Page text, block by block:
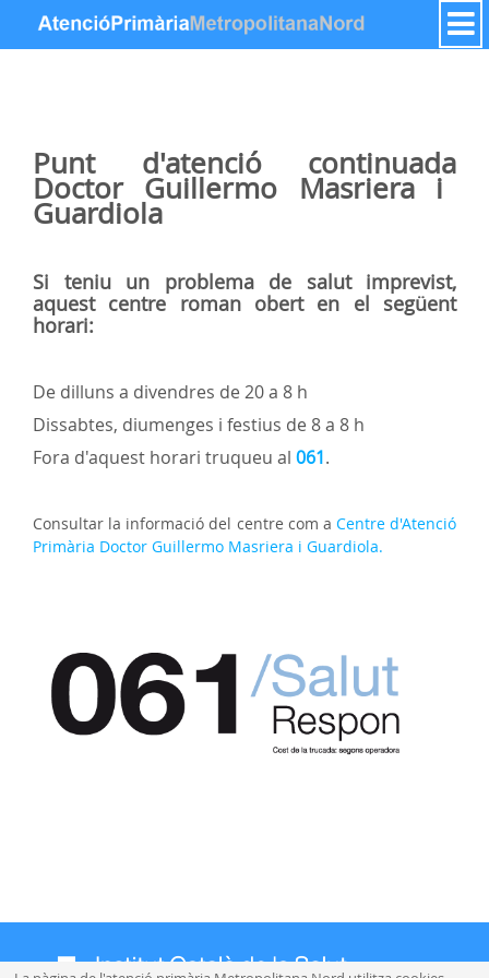
Salta al contigut
Punt d'atenció continuada
Doctor Guillermo Masriera i
Guardiola
Si teniu un problema de salut imprevist,
aquest centre roman obert en el següent
horari:
De dilluns a divendres de 20 a 8 h
Dissabtes, diumenges i festius de 8 a 8 h
Fora d'aquest horari truqueu al 061.
Consultar la informació del centre com a Centre d'Atenció
Primària Doctor Guillermo Masriera i Guardiola.